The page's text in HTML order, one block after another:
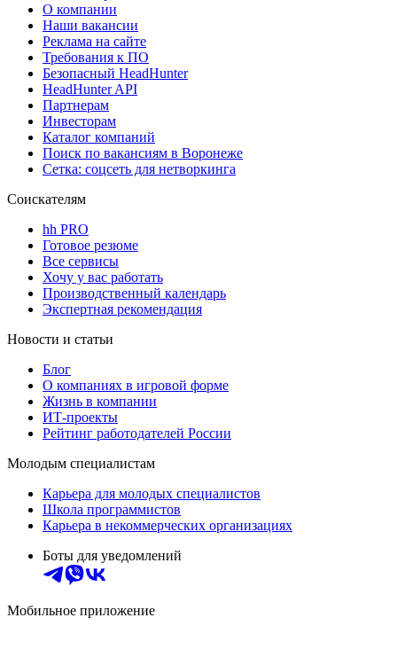
О компании
Наши вакансии
Реклама на сайте
Требования к ПО
Безопасный HeadHunter
HeadHunter API
Партнерам
Инвесторам
Каталог компаний
Поиск по вакансиям в Воронеже
Сетка: соцсеть для нетворкинга
Соискателям
hh PRO
Готовое резюме
Все сервисы
Хочу у вас работать
Производственный календарь
Экспертная рекомендация
Новости и статьи
Блог
О компаниях в игровой форме
Жизнь в компании
ИТ-проекты
Рейтинг работодателей России
Молодым специалистам
Карьера для молодых специалистов
Школа программистов
Карьера в некоммерческих организациях
Боты для уведомлений
Мобильное приложение